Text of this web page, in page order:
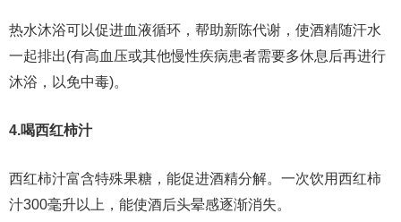
热水沐浴可以促进血液循环，帮助新陈代谢，使酒精随汗水
一起排出(有高血压或其他慢性疾病患者需要多休息后再进行
沐浴，以免中毒)。
4.喝西红柿汁
西红柿汁富含特殊果糖，能促进酒精分解。一次饮用西红柿
汁300毫升以上，能使酒后头晕感逐渐消失。